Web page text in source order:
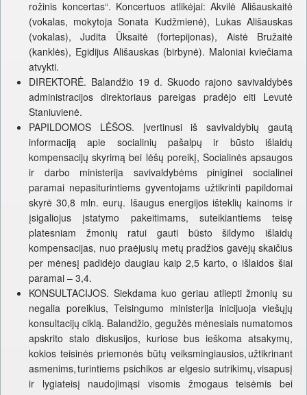
rožinis koncertas“. Koncertuos atlikėjai: Akvilė Ališauskaitė
(vokalas, mokytoja Sonata Kudžmienė), Lukas Ališauskas
(vokalas), Judita Ūksaitė (fortepijonas), Aistė Bružaitė
(kanklės), Egidijus Ališauskas (birbynė). Maloniai kviečiama
atvykti.
DIREKTORĖ. Balandžio 19 d. Skuodo rajono savivaldybės
administracijos direktoriaus pareigas pradėjo eiti Levutė
Staniuvienė.
PAPILDOMOS LĖŠOS. Įvertinusi iš savivaldybių gautą
informaciją apie socialinių pašalpų ir būsto išlaidų
kompensacijų skyrimą bei lėšų poreikį, Socialinės apsaugos
ir darbo ministerija savivaldybėms piniginei socialinei
paramai nepasiturintiems gyventojams užtikrinti papildomai
skyrė 30,8 mln. eurų. Išaugus energijos išteklių kainoms ir
įsigaliojus įstatymo pakeitimams, suteikiantiems teisę
platesniam žmonių ratui gauti būsto šildymo išlaidų
kompensacijas, nuo praėjusių metų pradžios gavėjų skaičius
per mėnesį padidėjo daugiau kaip 2,5 karto, o išlaidos šiai
paramai – 3,4.
KONSULTACIJOS. Siekdama kuo geriau atliepti žmonių su
negalia poreikius, Teisingumo ministerija inicijuoja viešųjų
konsultacijų ciklą. Balandžio, gegužės mėnesiais numatomos
apskrito stalo diskusijos, kuriose bus ieškoma atsakymų,
kokios teisinės priemonės būtų veiksmingiausios, užtikrinant
asmenims, turintiems psichikos ar elgesio sutrikimų, visapusį
ir lygiateisį naudojimąsi visomis žmogaus teisėmis bei